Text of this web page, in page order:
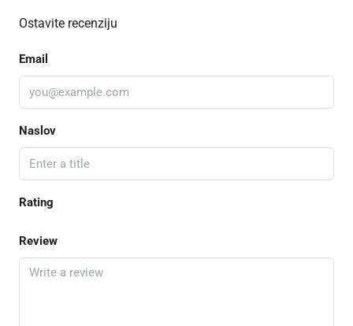
Ostavite recenziju
Email
Naslov
Rating
Review